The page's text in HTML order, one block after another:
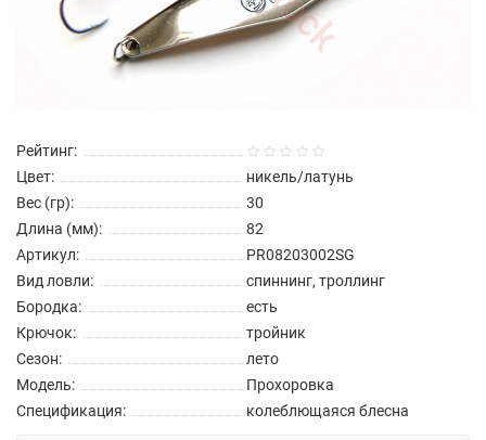
Рейтинг:
Цвет:
никель/латунь
Вес (гр):
30
Длина (мм):
82
Артикул:
PR08203002SG
Вид ловли:
спиннинг, троллинг
Бородка:
есть
Крючок:
тройник
Сезон:
лето
Модель:
Прохоровка
Спецификация:
колеблющаяся блесна